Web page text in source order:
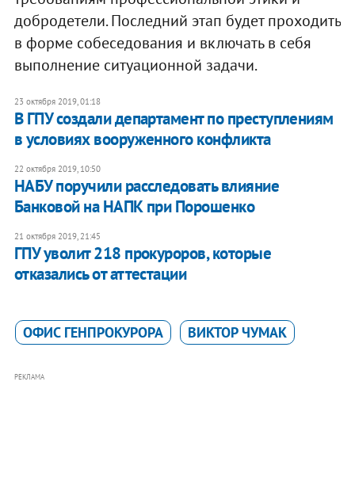
добродетели. Последний этап будет проходить
в форме собеседования и включать в себя
выполнение ситуационной задачи.
23 октября 2019, 01:18
В ГПУ создали департамент по преступлениям
в условиях вооруженного конфликта
22 октября 2019, 10:50
НАБУ поручили расследовать влияние
Банковой на НАПК при Порошенко
21 октября 2019, 21:45
ГПУ уволит 218 прокуроров, которые
отказались от аттестации
ОФИС ГЕНПРОКУРОРА ВИКТОР ЧУМАК
РЕКЛАМА